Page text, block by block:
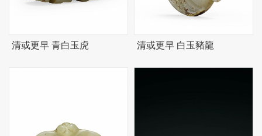
清或更早 青白玉虎 清或更早 白玉豬龍